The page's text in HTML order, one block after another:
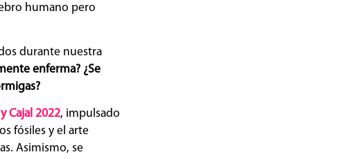
humano pero
durante nuestra
enferma? ¿Se
Cajal 2022, impulsado
fósiles y el arte
Asimismo, se